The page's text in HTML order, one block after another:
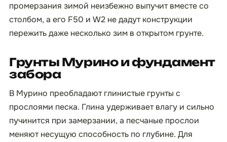
промерзания зимой неизбежно выпучит вместе со
столбом, а его F50 и W2 не дадут конструкции
пережить даже несколько зим в открытом грунте.
Грунты Мурино и фундамент
забора
В Мурино преобладают глинистые грунты с
прослоями песка. Глина удерживает влагу и сильно
пучинится при замерзании, а песчаные прослои
меняют несущую способность по глубине. Для